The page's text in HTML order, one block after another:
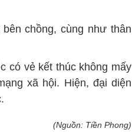
chồng, cùng như thân
có vẻ kết thúc không mấy
xã hội. Hiện, đại diện
(Nguồn: Tiền Phong)